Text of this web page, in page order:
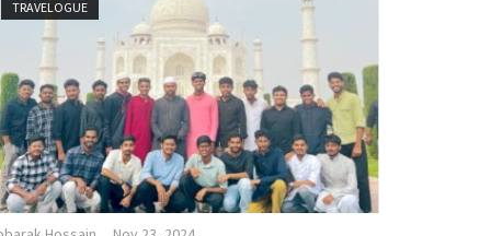
TRAVELOGUE